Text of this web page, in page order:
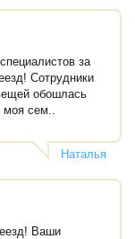
за
Сотрудники
обошлась
моя сем..
Наталья
Ваши